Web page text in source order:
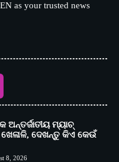
as your trusted news
ଅନ୍ତର୍ଜାତୀୟ ମ୍ୟାଚ୍
ଦେଖନ୍ତୁ କିଏ କେଉଁ
8, 2026